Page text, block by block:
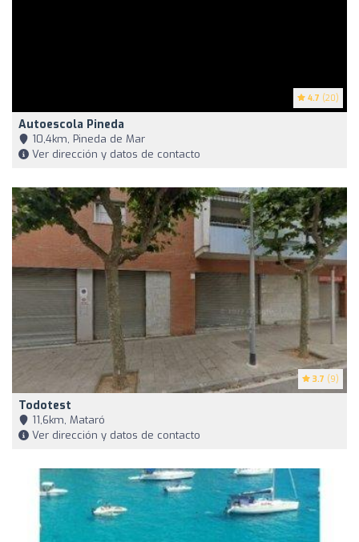
4.7 (20)
Autoescola Pineda
10,4km, Pineda de Mar
Ver dirección y datos de contacto
3.7 (9)
Todotest
11,6km, Mataró
Ver dirección y datos de contacto